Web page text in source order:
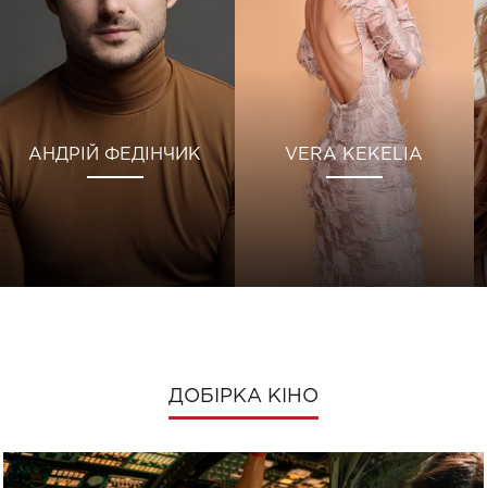
АНДРІЙ ФЕДІНЧИК VERA KEKELIA
ДОБІРКА КІНО